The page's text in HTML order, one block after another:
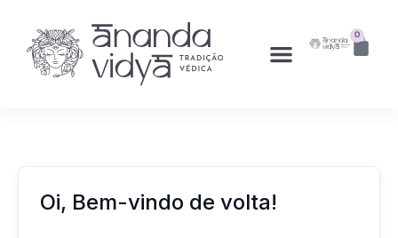
0
Oi, Bem-vindo de volta!